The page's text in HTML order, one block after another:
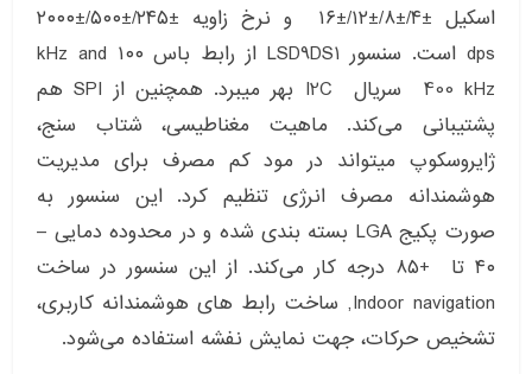
اسکیل ±۴/±۸/±۱۲/±۱۶ و نرخ زاویه ±۲۴۵/±۵۰۰/±۲۰۰۰
dps است. سنسور LSD9DS1 از رابط باس ۱۰۰ kHz and
400 kHz سریال I2C بهر میبرد. همچنین از SPI هم
پشتیبانی می‌کند. ماهیت مغناطیسی، شتاب سنج،
ژایروسکوپ میتواند در مود کم مصرف برای مدیریت
هوشمندانه مصرف انرژی تنظیم کرد. این سنسور به
صورت پکیج LGA بسته بندی شده و در محدوده دمایی –
۴۰ تا +۸۵ درجه کار می‌کند. از این سنسور در ساخت
Indoor navigation, ساخت رابط های هوشمندانه کاربری،
تشخیص حرکات، جهت نمایش نفشه استفاده می‌شود.